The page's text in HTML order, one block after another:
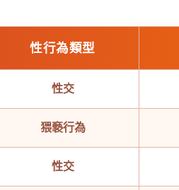
性行為類型
性交
猥褻行為
性交